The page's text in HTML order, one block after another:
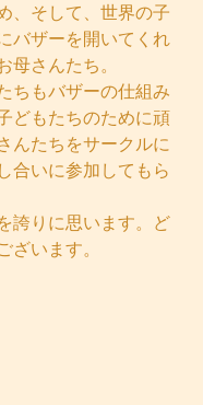
、そして、世界の子
バザーを開いてくれ
母さんたち。
ちもバザーの仕組み
どもたちのために頑
んたちをサークルに
合いに参加してもら
誇りに思います。ど
ざいます。